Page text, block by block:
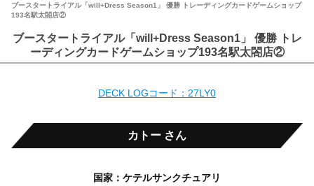
ブースタートライアル「will+Dress Season1」 優勝 トレーディングカードゲームショップ
193名駅太閤店②
ブースタートライアル「will+Dress Season1」 優勝 トレ
ーディングカードゲームショップ193名駅太閤店②
DECK LOGコード：27LY0
カトー さん
国家：ケテルサンクチュアリ